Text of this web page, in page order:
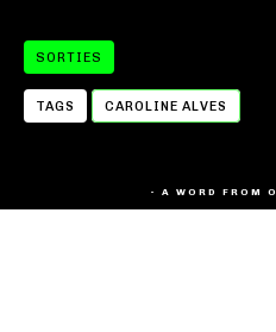
SORTIES
TAGS CAROLINE ALVES
- A WORD FROM